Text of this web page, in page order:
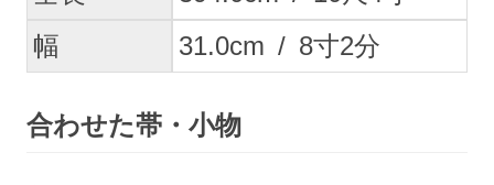
幅
31.0cm / 8寸2分
合わせた帯・小物